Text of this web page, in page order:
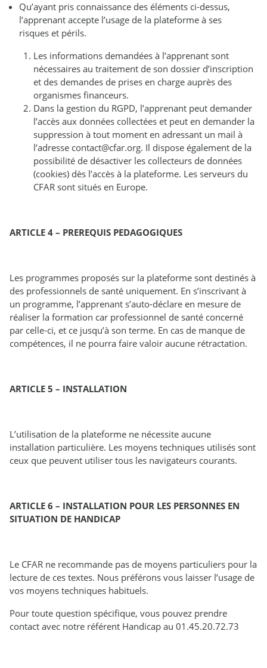
Qu’ayant pris connaissance des éléments ci-dessus,
l’apprenant accepte l’usage de la plateforme à ses
risques et périls.
Les informations demandées à l’apprenant sont
nécessaires au traitement de son dossier d’inscription
et des demandes de prises en charge auprès des
organismes financeurs.
Dans la gestion du RGPD, l’apprenant peut demander
l’accès aux données collectées et peut en demander la
suppression à tout moment en adressant un mail à
l’adresse contact@cfar.org. Il dispose également de la
possibilité de désactiver les collecteurs de données
(cookies) dès l’accès à la plateforme. Les serveurs du
CFAR sont situés en Europe.
ARTICLE 4 – PREREQUIS PEDAGOGIQUES
Les programmes proposés sur la plateforme sont destinés à
des professionnels de santé uniquement. En s’inscrivant à
un programme, l’apprenant s’auto-déclare en mesure de
réaliser la formation car professionnel de santé concerné
par celle-ci, et ce jusqu’à son terme. En cas de manque de
compétences, il ne pourra faire valoir aucune rétractation.
ARTICLE 5 – INSTALLATION
L’utilisation de la plateforme ne nécessite aucune
installation particulière. Les moyens techniques utilisés sont
ceux que peuvent utiliser tous les navigateurs courants.
ARTICLE 6 – INSTALLATION POUR LES PERSONNES EN
SITUATION DE HANDICAP
Le CFAR ne recommande pas de moyens particuliers pour la
lecture de ces textes. Nous préférons vous laisser l’usage de
vos moyens techniques habituels.
Pour toute question spécifique, vous pouvez prendre
contact avec notre référent Handicap au 01.45.20.72.73